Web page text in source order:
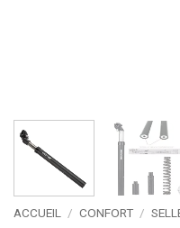
ACCUEIL / CONFORT /